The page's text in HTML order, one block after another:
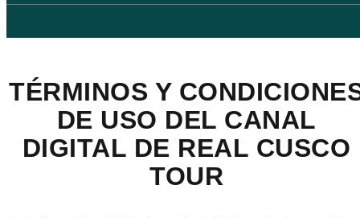
TÉRMINOS Y
DE USO DEL CANAL
DIGITAL DE REAL CUSCO
TOUR